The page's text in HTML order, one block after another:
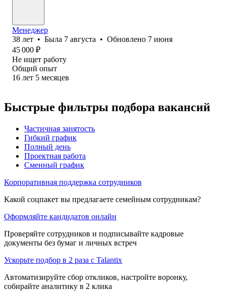
Менеджер
38 лет • Была 7 августа • Обновлено 7 июня
45 000 ₽
Не ищет работу
Общий опыт
16 лет 5 месяцев
Быстрые фильтры подбора вакансий
Частичная занятость
Гибкий график
Полный день
Проектная работа
Сменный график
Корпоративная поддержка сотрудников
Какой соцпакет вы предлагаете семейным сотрудникам?
Оформляйте кандидатов онлайн
Проверяйте сотрудников и подписывайте кадровые
документы без бумаг и личных встреч
Ускорьте подбор в 2 раза с Talantix
Автоматизируйте сбор откликов, настройте воронку,
собирайте аналитику в 2 клика